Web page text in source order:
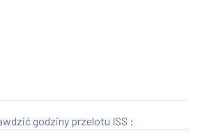
godziny przelotu ISS :